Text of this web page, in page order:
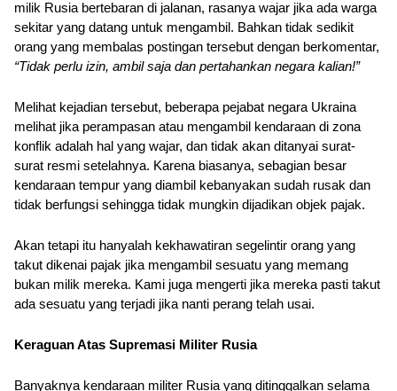
milik Rusia bertebaran di jalanan, rasanya wajar jika ada warga
sekitar yang datang untuk mengambil. Bahkan tidak sedikit
“Tidak perlu izin, ambil saja dan pertahankan negara kalian!”
Melihat kejadian tersebut, beberapa pejabat negara Ukraina
melihat jika perampasan atau mengambil kendaraan di zona
konflik adalah hal yang wajar, dan tidak akan ditanyai surat-
surat resmi setelahnya. Karena biasanya, sebagian besar
kendaraan tempur yang diambil kebanyakan sudah rusak dan
tidak berfungsi sehingga tidak mungkin dijadikan objek pajak.
Akan tetapi itu hanyalah kekhawatiran segelintir orang yang
takut dikenai pajak jika mengambil sesuatu yang memang
bukan milik mereka. Kami juga mengerti jika mereka pasti takut
ada sesuatu yang terjadi jika nanti perang telah usai.
Keraguan Atas Supremasi Militer Rusia
Banyaknya kendaraan militer Rusia yang ditinggalkan selama